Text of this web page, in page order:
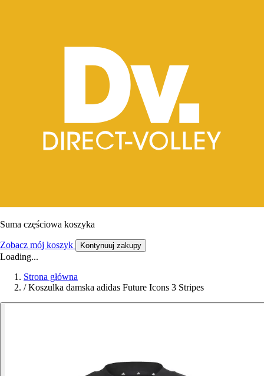
Suma częściowa koszyka
Zobacz mój koszyk Kontynuuj zakupy
Loading...
Strona główna
/ Koszulka damska adidas Future Icons 3 Stripes